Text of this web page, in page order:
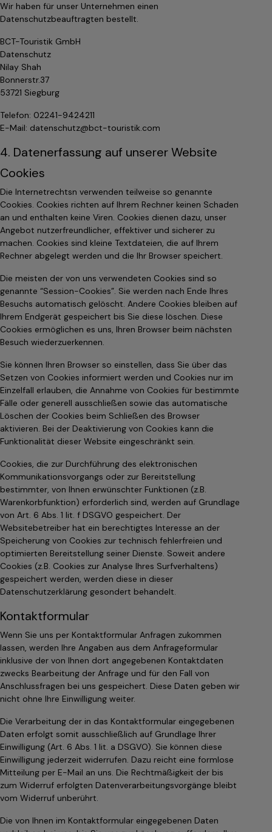
Wir haben für unser Unternehmen einen
Datenschutzbeauftragten bestellt.
BCT-Touristik GmbH
Datenschutz
Nilay Shah
Bonnerstr.37
53721 Siegburg
Telefon: 02241-9424211
E-Mail: datenschutz@bct-touristik.com
4. Datenerfassung auf unserer Website
Cookies
Die Internetrechtsn verwenden teilweise so genannte
Cookies. Cookies richten auf Ihrem Rechner keinen Schaden
an und enthalten keine Viren. Cookies dienen dazu, unser
Angebot nutzerfreundlicher, effektiver und sicherer zu
machen. Cookies sind kleine Textdateien, die auf Ihrem
Rechner abgelegt werden und die Ihr Browser speichert.
Die meisten der von uns verwendeten Cookies sind so
genannte “Session-Cookies”. Sie werden nach Ende Ihres
Besuchs automatisch gelöscht. Andere Cookies bleiben auf
Ihrem Endgerät gespeichert bis Sie diese löschen. Diese
Cookies ermöglichen es uns, Ihren Browser beim nächsten
Besuch wiederzuerkennen.
Sie können Ihren Browser so einstellen, dass Sie über das
Setzen von Cookies informiert werden und Cookies nur im
Einzelfall erlauben, die Annahme von Cookies für bestimmte
Fälle oder generell ausschließen sowie das automatische
Löschen der Cookies beim Schließen des Browser
aktivieren. Bei der Deaktivierung von Cookies kann die
Funktionalität dieser Website eingeschränkt sein.
Cookies, die zur Durchführung des elektronischen
Kommunikationsvorgangs oder zur Bereitstellung
bestimmter, von Ihnen erwünschter Funktionen (z.B.
Warenkorbfunktion) erforderlich sind, werden auf Grundlage
von Art. 6 Abs. 1 lit. f DSGVO gespeichert. Der
Websitebetreiber hat ein berechtigtes Interesse an der
Speicherung von Cookies zur technisch fehlerfreien und
optimierten Bereitstellung seiner Dienste. Soweit andere
Cookies (z.B. Cookies zur Analyse Ihres Surfverhaltens)
gespeichert werden, werden diese in dieser
Datenschutzerklärung gesondert behandelt.
Kontaktformular
Wenn Sie uns per Kontaktformular Anfragen zukommen
lassen, werden Ihre Angaben aus dem Anfrageformular
inklusive der von Ihnen dort angegebenen Kontaktdaten
zwecks Bearbeitung der Anfrage und für den Fall von
Anschlussfragen bei uns gespeichert. Diese Daten geben wir
nicht ohne Ihre Einwilligung weiter.
Die Verarbeitung der in das Kontaktformular eingegebenen
Daten erfolgt somit ausschließlich auf Grundlage Ihrer
Einwilligung (Art. 6 Abs. 1 lit. a DSGVO). Sie können diese
Einwilligung jederzeit widerrufen. Dazu reicht eine formlose
Mitteilung per E-Mail an uns. Die Rechtmäßigkeit der bis
zum Widerruf erfolgten Datenverarbeitungsvorgänge bleibt
vom Widerruf unberührt.
Die von Ihnen im Kontaktformular eingegebenen Daten